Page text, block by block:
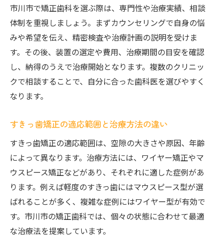
ン
痛みや見た目が気になる方への装置選択ポイン
ト
すきっ歯矯正で痛みを抑える装置の選び方
目立ちにくい矯正装置で快適な治療を実現
市川市で選べるマウスピース型すきっ歯矯
裏側矯正や透明装置のメリットと注意点
市川市で矯正歯科を選ぶ際は、専門性や治療実績、相談
体制を重視しましょう。まずカウンセリングで自身の悩
みや希望を伝え、精密検査や治療計画の説明を受けま
す。その後、装置の選定や費用、治療期間の目安を確認
し、納得のうえで治療開始となります。複数のクリニッ
クで相談することで、自分に合った歯科医を選びやすく
なります。
すきっ歯矯正の適応範囲と治療方法の違い
すきっ歯矯正の適応範囲は、空隙の大きさや原因、年齢
によって異なります。治療方法には、ワイヤー矯正やマ
ウスピース矯正などがあり、それぞれに適した症例があ
ります。例えば軽度のすきっ歯にはマウスピース型が選
ばれることが多く、複雑な症例にはワイヤー型が有効で
す。市川市の矯正歯科では、個々の状態に合わせて最適
な治療法を提案しています。